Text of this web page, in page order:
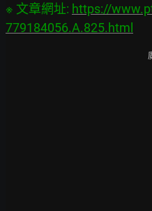
※ 文章網址: https://
779184056.A.825.html